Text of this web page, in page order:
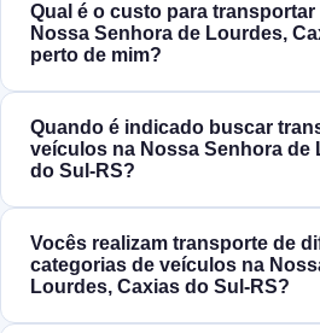
Qual é o custo para
Nossa Senhora de Lourdes,
perto de mim?
Quando é indicado buscar
veículos na Nossa Senhora de
do Sul‑RS?
Vocês realizam transporte de
categorias de veículos na
Lourdes, Caxias do Sul‑RS?